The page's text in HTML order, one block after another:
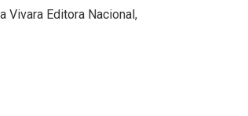
Vivara Editora Nacional,